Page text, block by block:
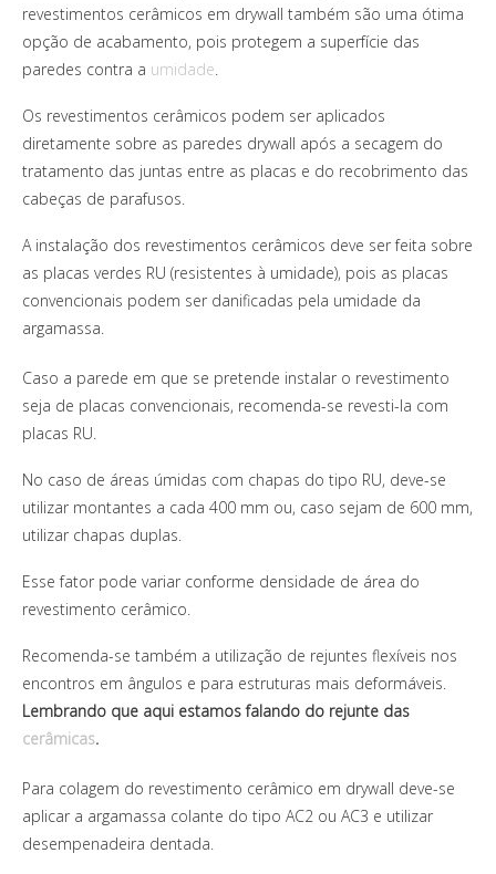
revestimentos cerâmicos em drywall também são uma ótima
opção de acabamento, pois protegem a superfície das
paredes contra a umidade.
Os revestimentos cerâmicos podem ser aplicados
diretamente sobre as paredes drywall após a secagem do
tratamento das juntas entre as placas e do recobrimento das
cabeças de parafusos.
A instalação dos revestimentos cerâmicos deve ser feita sobre
as placas verdes RU (resistentes à umidade), pois as placas
convencionais podem ser danificadas pela umidade da
argamassa.
Caso a parede em que se pretende instalar o revestimento
seja de placas convencionais, recomenda-se revesti-la com
placas RU.
No caso de áreas úmidas com chapas do tipo RU, deve-se
utilizar montantes a cada 400 mm ou, caso sejam de 600 mm,
utilizar chapas duplas.
Esse fator pode variar conforme densidade de área do
revestimento cerâmico.
Recomenda-se também a utilização de rejuntes flexíveis nos
encontros em ângulos e para estruturas mais deformáveis.
Lembrando que aqui estamos falando do rejunte das
cerâmicas.
Para colagem do revestimento cerâmico em drywall deve-se
aplicar a argamassa colante do tipo AC2 ou AC3 e utilizar
desempenadeira dentada.